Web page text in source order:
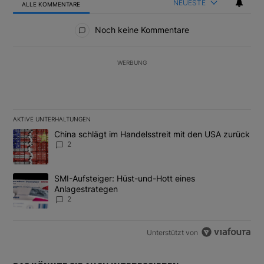
ALLE KOMMENTARE NEUESTE
Noch keine Kommentare
WERBUNG
AKTIVE UNTERHALTUNGEN
Das Folgende ist eine Liste der am meisten kommentierten
Ein Trendartikel mit dem Titel "China schlägt im Handelsstreit
China schlägt im Handelsstreit mit den USA zurück
2
Ein Trendartikel mit dem Titel "SMI-Aufsteiger: Hüst-und-Hott
SMI-Aufsteiger: Hüst-und-Hott eines
Anlagestrategen
2
Unterstützt von